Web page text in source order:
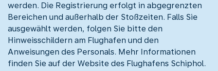
werden. Die Registrierung erfolgt in abgegrenzten
Bereichen und außerhalb der Stoßzeiten. Falls Sie
ausgewählt werden, folgen Sie bitte den
Hinweisschildern am Flughafen und den
Anweisungen des Personals. Mehr Informationen
finden Sie auf der Website des Flughafens Schiphol.